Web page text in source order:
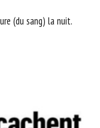
(du sang) la nuit.